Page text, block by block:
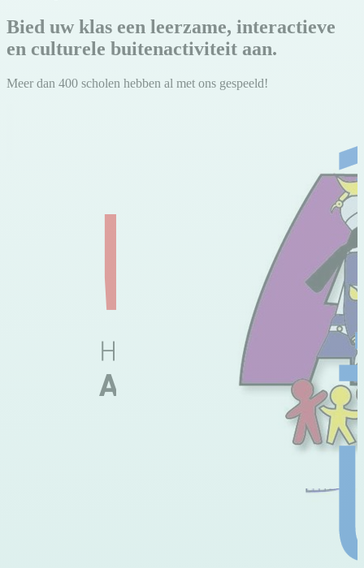
Bied uw klas een leerzame, interactieve
en culturele buitenactiviteit aan.
Meer dan 400 scholen hebben al met ons gespeeld!